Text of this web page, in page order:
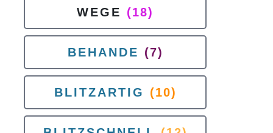
WEGE (18)
BEHANDE (7)
BLITZARTIG (10)